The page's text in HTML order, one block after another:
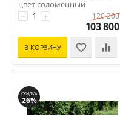
цвет соломенный
Код: УТ-00003180
+
− 120 200
103 800
В КОРЗИНУ
СКИДКА
26%